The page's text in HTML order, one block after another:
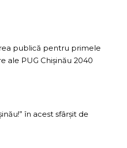
publică pentru primele
ale PUG Chișinău 2040
în acest sfârșit de